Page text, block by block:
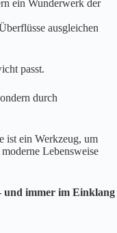
ein Wunderwerk der
ausgleichen
passt.
durch
ist ein Werkzeug, um
Lebensweise
und immer im Einklang